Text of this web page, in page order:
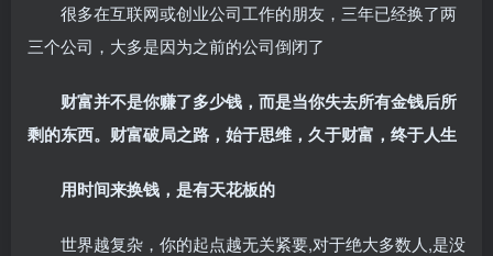
很多在互联网或创业公司工作的朋友，三年已经换了两
三个公司，大多是因为之前的公司倒闭了
财富并不是你赚了多少钱，而是当你失去所有金钱后所
剩的东西。财富破局之路，始于思维，久于财富，终于人生
用时间来换钱，是有天花板的
世界越复杂，你的起点越无关紧要,对于绝大多数人,是没